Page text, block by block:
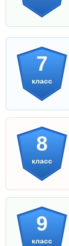
7
класс
8
класс
9
класс